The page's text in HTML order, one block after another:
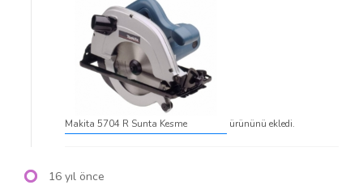
Makita 5704 R Sunta Kesme ürününü ekledi.
16 yıl önce